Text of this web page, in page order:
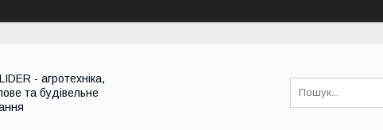
- агротехніка,
та будівельне